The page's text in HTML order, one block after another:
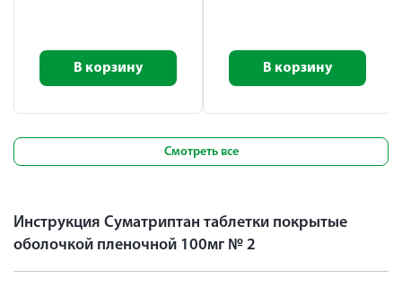
В корзину В корзину
Смотреть все
Инструкция Суматриптан таблетки покрытые
оболочкой пленочной 100мг № 2